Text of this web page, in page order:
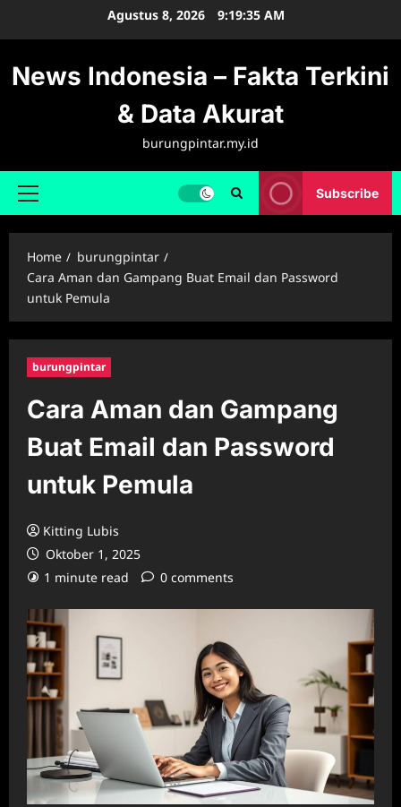
Agustus 8, 2026 9:19:35 AM
News Indonesia – Fakta Terkini
& Data Akurat
burungpintar.my.id
Primary
Subscribe
Home
burungpintar
Cara Aman dan Gampang Buat Email dan Password
untuk Pemula
burungpintar
Cara Aman dan Gampang
Buat Email dan Password
untuk Pemula
Kitting Lubis
Oktober 1, 2025
1 minute read
0 comments